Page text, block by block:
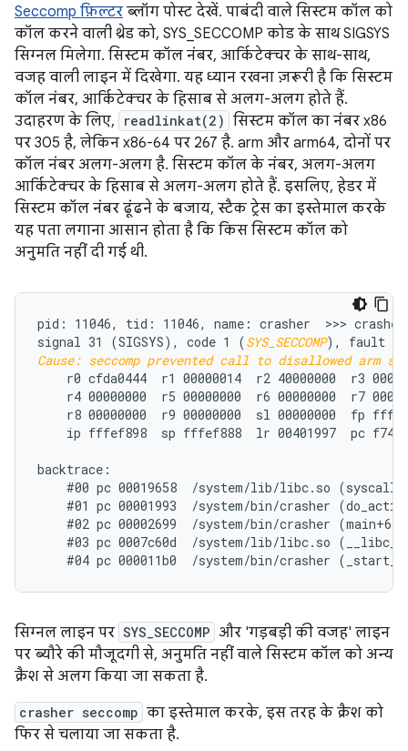
Seccomp फ़िल्टर ब्लॉग पोस्ट देखें. पाबंदी वाले सिस्टम कॉल को
कॉल करने वाली थ्रेड को, SYS_SECCOMP कोड के साथ SIGSYS
सिग्नल मिलेगा. सिस्टम कॉल नंबर, आर्किटेक्चर के साथ-साथ,
वजह वाली लाइन में दिखेगा. यह ध्यान रखना ज़रूरी है कि सिस्टम
कॉल नंबर, आर्किटेक्चर के हिसाब से अलग-अलग होते हैं.
उदाहरण के लिए,
readlinkat(2) सिस्टम कॉल का नंबर x86
पर 305 है, लेकिन x86-64 पर 267 है. arm और arm64, दोनों पर
कॉल नंबर अलग-अलग है. सिस्टम कॉल के नंबर, अलग-अलग
आर्किटेक्चर के हिसाब से अलग-अलग होते हैं. इसलिए, हेडर में
सिस्टम कॉल नंबर ढूंढने के बजाय, स्टैक ट्रेस का इस्तेमाल करके
यह पता लगाना आसान होता है कि किस सिस्टम कॉल को
अनुमति नहीं दी गई थी.
pid: 11046, tid: 11046, name: crasher  >>> crasher
signal 31 (SIGSYS), code 1 (SYS_SECCOMP
Cause: seccomp prevented call to disallowed arm
r0 cfda0444  r1 00000014  r2 40000000  r3
r4 00000000  r5 00000000  r6 00000000  r7
r8 00000000  r9 00000000  sl 00000000  fp
ip fffef898  sp fffef888  lr 00401997  pc
backtrace:
#00 pc 00019658  /system/lib/libc.so
#01 pc 00001993  /system/bin/crasher
    #02 pc 00002699  /system/bin/crasher (main+68)
#03 pc 0007c60d  /system/lib/libc.so
सिग्नल लाइन पर SYS_SECCOMP और 'गड़बड़ी की वजह' लाइन
पर ब्यौरे की मौजूदगी से, अनुमति नहीं वाले सिस्टम कॉल को अन्य
क्रैश से अलग किया जा सकता है.
crasher seccomp का इस्तेमाल करके, इस तरह के क्रैश को
फिर से चलाया जा सकता है.